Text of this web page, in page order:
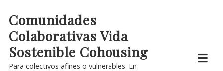
content
Comunidades
Colaborativas Vida
Sostenible Cohousing
Para colectivos afines o vulnerables. En